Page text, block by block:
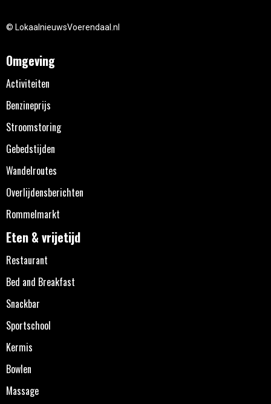
© LokaalnieuwsVoerendaal.nl
Omgeving
Activiteiten
Benzineprijs
Stroomstoring
Gebedstijden
Wandelroutes
Overlijdensberichten
Rommelmarkt
Eten & vrijetijd
Restaurant
Bed and Breakfast
Snackbar
Sportschool
Kermis
Bowlen
Massage